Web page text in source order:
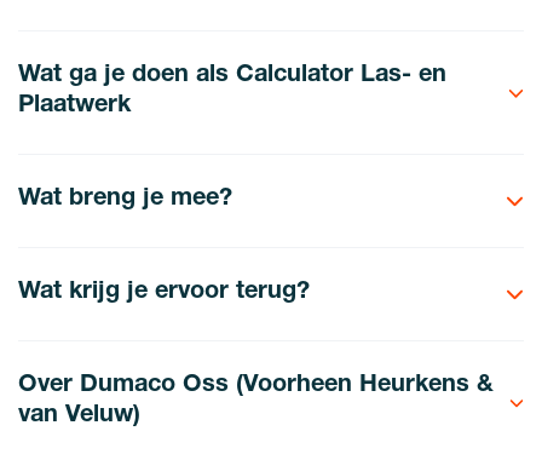
Wat ga je doen als Calculator Las- en
Plaatwerk
Wat breng je mee?
Wat krijg je ervoor terug?
Over Dumaco Oss (Voorheen Heurkens &
van Veluw)